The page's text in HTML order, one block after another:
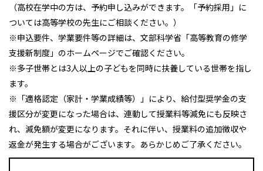
（高校在学中の方は、予約申し込みができます。「予約採用」に
ついては高等学校の先生にご相談ください。）
※申込要件、学業要件等の詳細は、文部科学省「高等教育の修学
支援新制度」のホームページでご確認ください。
※多子世帯とは3人以上の子どもを同時に扶養している世帯を指し
ます。
※「適格認定（家計・学業成績等）」により、給付型奨学金の支
援区分が変更になった場合は、連動して授業料等減免にも反映さ
れ、減免額が変更になります。それに伴い、授業料の追加徴収や
返金が発生する場合がございます。あらかじめご了承ください。